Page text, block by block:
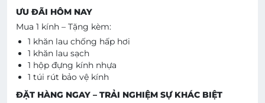
ƯU ĐÃI HÔM NAY
Mua 1 kính – Tặng kèm:
1 khăn lau chống hấp hơi
1 khăn lau sạch
1 hộp đựng kính nhựa
1 túi rút bảo vệ kính
ĐẶT HÀNG NGAY – TRẢI NGHIỆM SỰ KHÁC BIỆT